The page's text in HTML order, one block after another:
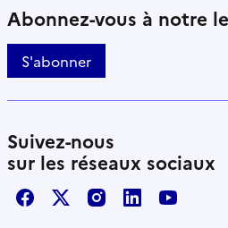
Abonnez-vous à notre
S'abonner
Suivez-nous
sur les réseaux sociaux
FacebookX / TwitterInstagram
LinkedInYoutube